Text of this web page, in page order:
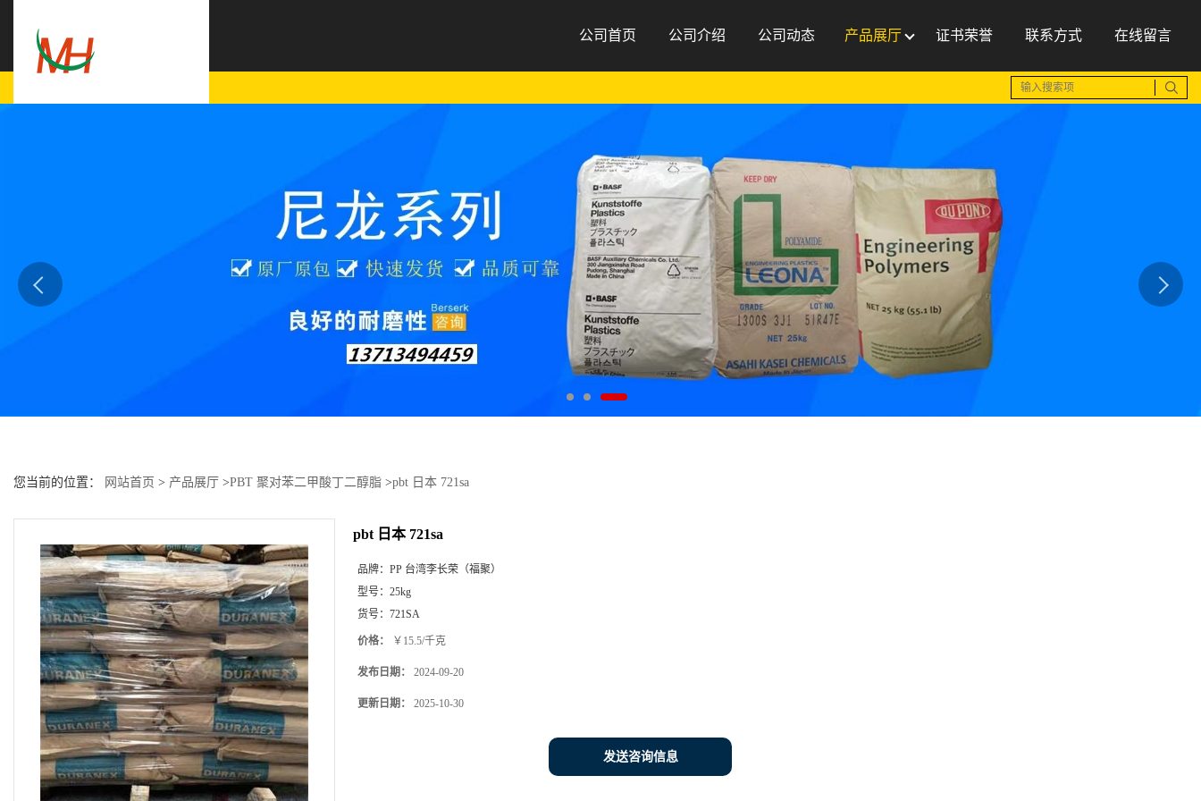
公司首页 公司介绍 公司动态 产品展厅 证书荣誉 联系方式 在线留言
您当前的位置： 网站首页 > 产品展厅 >PBT 聚对苯二甲酸丁二醇脂 >pbt 日本 721sa
pbt 日本 721sa
品牌： PP 台湾李长荣（福聚）
型号： 25kg
货号： 721SA
价格： ￥15.5/千克
发布日期： 2024-09-20
更新日期： 2025-10-30
发送咨询信息